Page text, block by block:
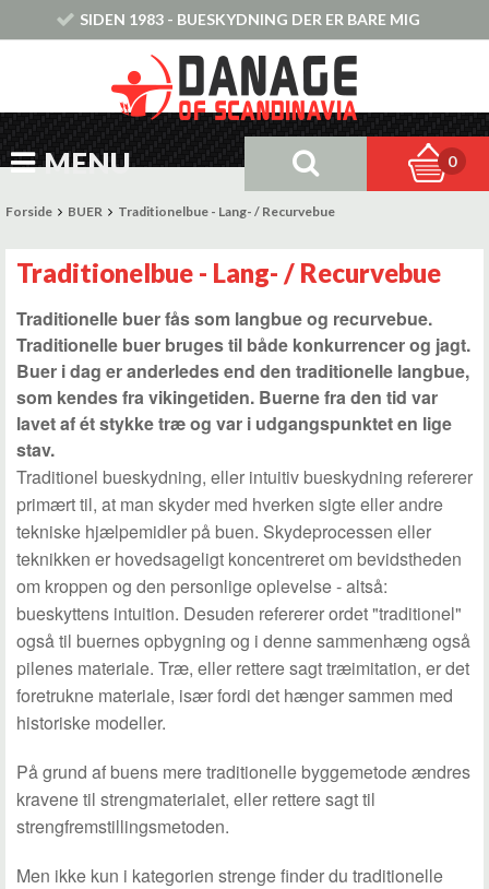
SIDEN 1983 - BUESKYDNING DER ER BARE MIG
MENU 0
Forside BUER Traditionelbue - Lang- / Recurvebue
Traditionelbue - Lang- / Recurvebue
Traditionelle buer fås som langbue og recurvebue.
Traditionelle buer bruges til både konkurrencer og jagt.
Buer i dag er anderledes end den traditionelle langbue,
som kendes fra vikingetiden. Buerne fra den tid var
lavet af ét stykke træ og var i udgangspunktet en lige
stav.
Traditionel bueskydning, eller intuitiv bueskydning refererer
primært til, at man skyder med hverken sigte eller andre
tekniske hjælpemidler på buen. Skydeprocessen eller
teknikken er hovedsageligt koncentreret om bevidstheden
om kroppen og den personlige oplevelse - altså:
bueskyttens intuition. Desuden refererer ordet "traditionel"
også til buernes opbygning og i denne sammenhæng også
pilenes materiale. Træ, eller rettere sagt træimitation, er det
foretrukne materiale, især fordi det hænger sammen med
historiske modeller.
På grund af buens mere traditionelle byggemetode ændres
kravene til strengmaterialet, eller rettere sagt til
strengfremstillingsmetoden.
Men ikke kun i kategorien strenge finder du traditionelle